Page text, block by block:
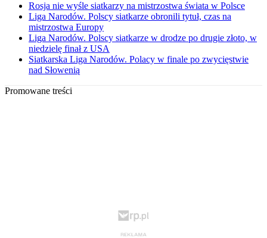
Rosja nie wyśle siatkarzy na mistrzostwa świata w Polsce
Liga Narodów. Polscy siatkarze obronili tytuł, czas na
mistrzostwa Europy
Liga Narodów. Polscy siatkarze w drodze po drugie złoto, w
niedzielę finał z USA
Siatkarska Liga Narodów. Polacy w finale po zwycięstwie
nad Słowenią
Promowane treści